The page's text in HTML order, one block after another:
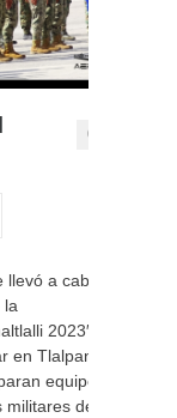
0
a cabo
la
2023″
en Tlalpan
equipos
de